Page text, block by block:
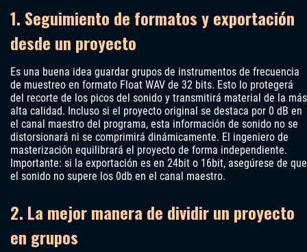
1. Seguimiento de formatos y exportación
desde un proyecto
Es una buena idea guardar grupos de instrumentos de frecuencia
de muestreo en formato Float WAV de 32 bits. Esto lo protegerá
del recorte de los picos del sonido y transmitirá material de la más
alta calidad. Incluso si el proyecto original se destaca por 0 dB en
el canal maestro del programa, esta información de sonido no se
distorsionará ni se comprimirá dinámicamente. El ingeniero de
masterización equilibrará el proyecto de forma independiente.
Importante: si la exportación es en 24bit o 16bit, asegúrese de que
el sonido no supere los 0db en el canal maestro.
2. La mejor manera de dividir un proyecto
en grupos